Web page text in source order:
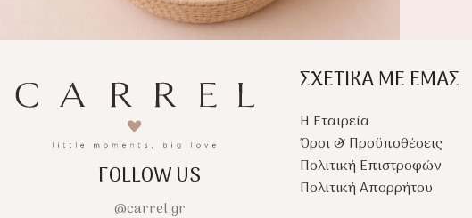
FOLLOW US
@carrel.gr
ΣΧΕΤΙΚΑ ΜΕ ΕΜΑΣ
Η Εταιρεία
Όροι & Προϋποθέσεις
Πολιτική Επιστροφών
Πολιτική Απορρήτου